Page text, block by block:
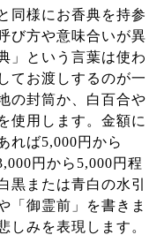
同様にお香典を持参
び方や意味合いが異
」という言葉は使わ
てお渡しするのが一
の封筒か、白百合や
使用します。金額に
れば5,000円から
円から5,000円程
黒または青白の水引
「御霊前」を書きま
しみを表現します。